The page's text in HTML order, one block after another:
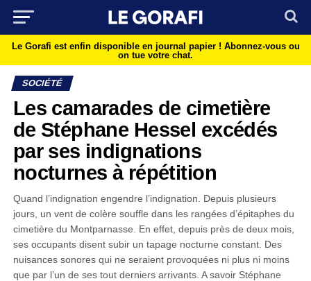
Le Gorafi est enfin disponible en journal papier ! Abonnez-vous ou
on tue votre chat.
SOCIÉTÉ
Les camarades de cimetière
de Stéphane Hessel excédés
par ses indignations
nocturnes à répétition
Quand l’indignation engendre l’indignation. Depuis plusieurs
jours, un vent de colère souffle dans les rangées d’épitaphes du
cimetière du Montparnasse. En effet, depuis près de deux mois,
ses occupants disent subir un tapage nocturne constant. Des
nuisances sonores qui ne seraient provoquées ni plus ni moins
que par l’un de ses tout derniers arrivants. A savoir Stéphane